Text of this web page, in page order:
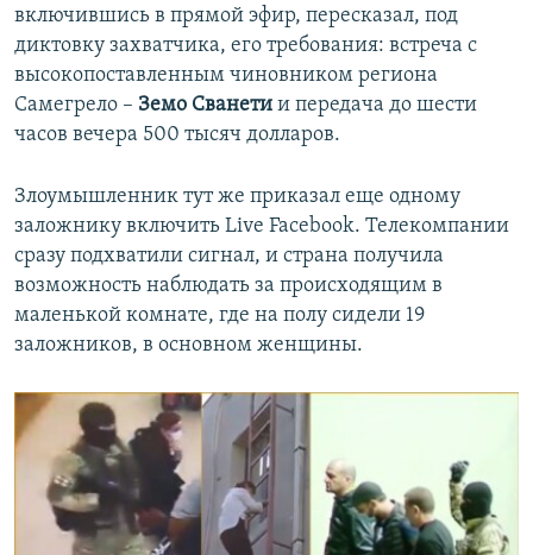
включившись в прямой эфир, пересказал, под
диктовку захватчика, его требования: встреча с
высокопоставленным чиновником региона
Самегрело – Земо Сванети и передача до шести
часов вечера 500 тысяч долларов.
Злоумышленник тут же приказал еще одному
заложнику включить Live Facebook. Телекомпании
сразу подхватили сигнал, и страна получила
возможность наблюдать за происходящим в
маленькой комнате, где на полу сидели 19
заложников, в основном женщины.